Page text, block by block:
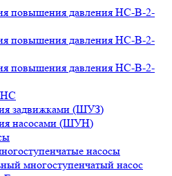
повышения давления НС-В-2-
повышения давления НС-В-2-
повышения давления НС-В-2-
задвижками (ШУЗ)
насосами (ШУН)
насосы
многоступенчатый насос